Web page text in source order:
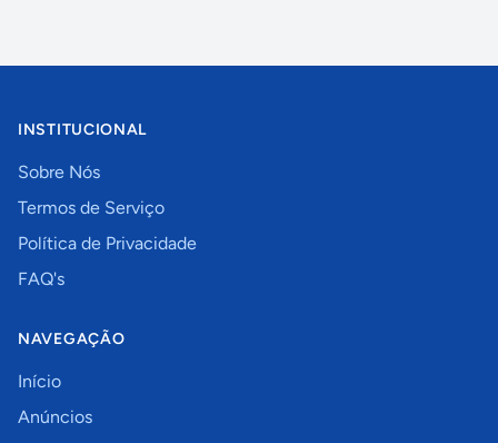
INSTITUCIONAL
Sobre Nós
Termos de Serviço
Política de Privacidade
FAQ's
NAVEGAÇÃO
Início
Anúncios